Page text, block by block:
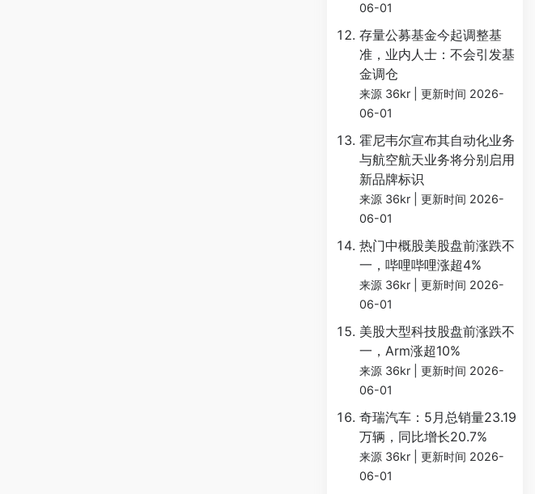
06-01
存量公募基金今起调整基
准，业内人士：不会引发基
金调仓
来源 36kr
更新时间 2026-
06-01
霍尼韦尔宣布其自动化业务
与航空航天业务将分别启用
新品牌标识
来源 36kr
更新时间 2026-
06-01
热门中概股美股盘前涨跌不
一，哔哩哔哩涨超4%
来源 36kr
更新时间 2026-
06-01
美股大型科技股盘前涨跌不
一，Arm涨超10%
来源 36kr
更新时间 2026-
06-01
奇瑞汽车：5月总销量23.19
万辆，同比增长20.7%
来源 36kr
更新时间 2026-
06-01